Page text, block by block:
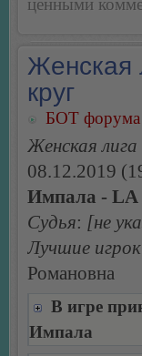
ценными
Женская
круг
БОТ форума
Женская
08.12.2019
Импала - LA
Судья: [не
Лучшие
Романовна
В игре
Импала